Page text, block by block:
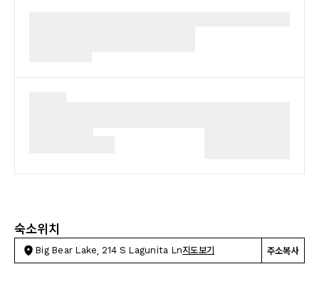
숙소위치
Big Bear Lake, 214 S Lagunita Ln지도보기 주소복사